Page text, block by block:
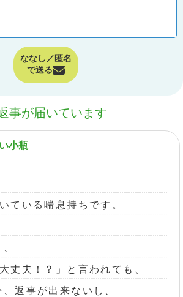
ななし／匿名
で送る
事が届いています
小瓶
ている喘息持ちです。
丈夫！？」と言われても、
、返事が出来ないし、